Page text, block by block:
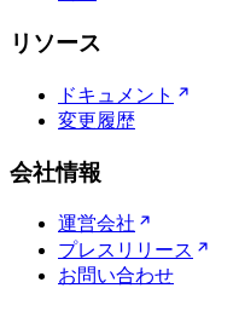
リソース
ドキュメント
変更履歴
会社情報
運営会社
プレスリリース
お問い合わせ